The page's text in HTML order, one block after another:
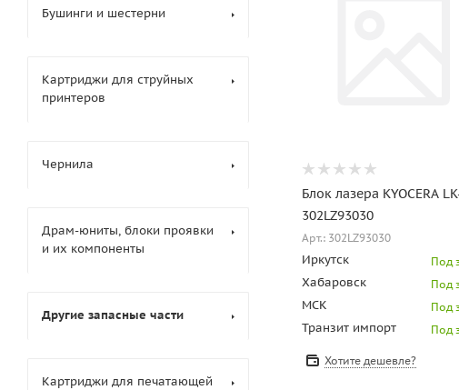
Блок лазера KYOCERA
302LZ93030
Арт.: 302LZ93030
Иркутск Под
Хабаровск Под
МСК Под
Транзит импорт Под
Хотите дешевле?
Бушинги и шестерни
Картриджи для струйных
принтеров
Чернила
Драм-юниты, блоки проявки
и их компоненты
Другие запасные части
Картриджи для печатающей